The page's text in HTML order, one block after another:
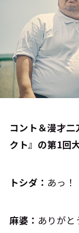
――コント＆漫才
クト』の第1回
トシダ： あっ
麻婆： ありがと